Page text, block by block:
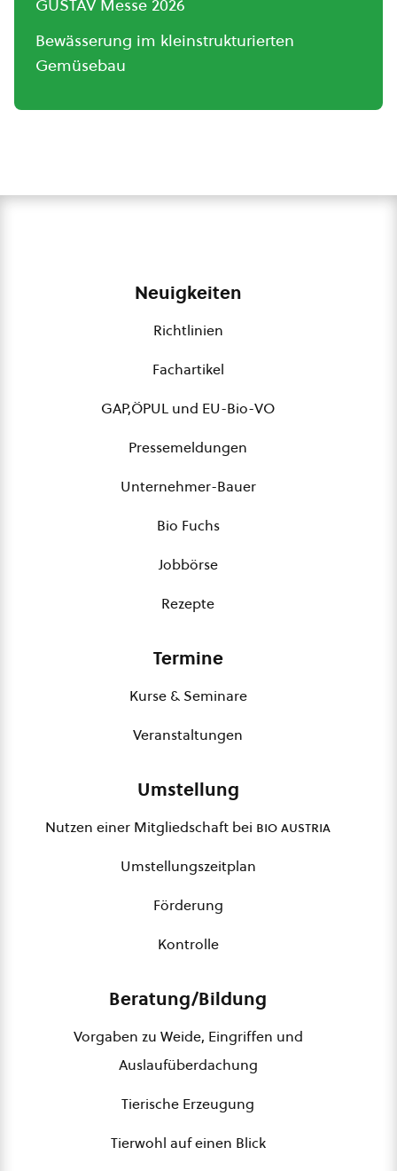
GUSTAV Messe 2026
Bewässerung im kleinstrukturierten
Gemüsebau
Neuigkeiten
Richtlinien
Fachartikel
GAP,ÖPUL und EU-Bio-VO
Pressemeldungen
Unternehmer-Bauer
Bio Fuchs
Jobbörse
Rezepte
Termine
Kurse & Seminare
Veranstaltungen
Umstellung
Nutzen einer Mitgliedschaft bei bio austria
Umstellungszeitplan
Förderung
Kontrolle
Beratung/Bildung
Vorgaben zu Weide, Eingriffen und
Auslaufüberdachung
Tierische Erzeugung
Tierwohl auf einen Blick